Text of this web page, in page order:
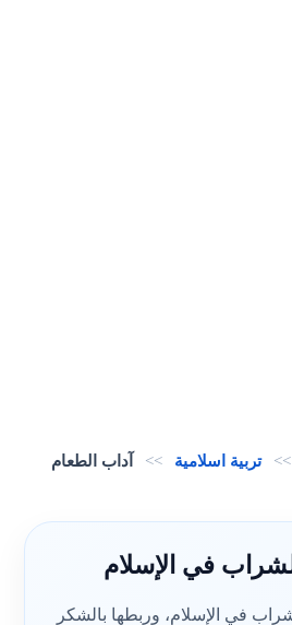
>> تربية اسلامية >>
آداب الطعام
في الإسلام
في الإسلام، وربطها بالشكر